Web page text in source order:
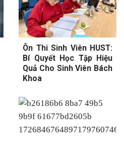
Ôn Thi Sinh Viên HUST:
Bí Quyết Học Tập Hiệu
Quả Cho Sinh Viên Bách
Khoa